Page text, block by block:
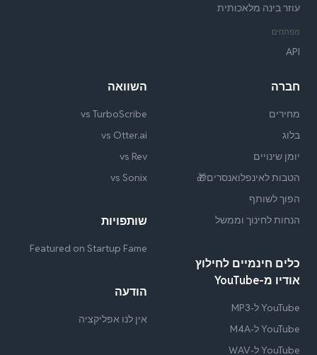
עוזר בינה מלאכותית
מפתחים
API
חברה
מחירים
בלוג
יומן שינויים
הטבות לאינפלואנסרים🎁
הפוך לשותף
הנחות לחינוך וממשל
כלים חינמיים לחילוץ
אודיו מ-YouTube
YouTube ל-MP3
YouTube ל-M4A
YouTube ל-WAV
השוואה
vs TurboScribe
vs Otter.ai
vs Rev
vs Sonix
שותפויות
Featured on Startup Fame
הודעה
אין לנו אפליקציה